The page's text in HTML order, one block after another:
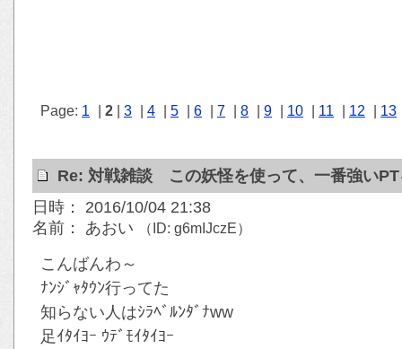
Page: 1 2 3 4 5 6 7 8 9 10 11 12 13
Re: 対戦雑談 この妖怪を使って、一番強い
日時： 2016/10/04 21:38
名前： あおい
（ID: g6mIJczE）
こんばんわ～
ﾅﾝｼﾞｬﾀｳﾝ行ってた
知らない人はｼﾗﾍﾞﾙﾝﾀﾞﾅww
足ｲﾀｲﾖｰ ｳﾃﾞﾓｲﾀｲﾖｰ